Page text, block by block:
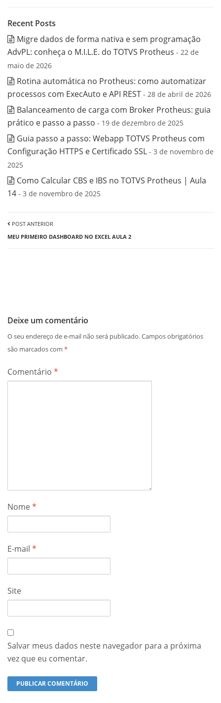
Recent Posts
Migre dados de forma nativa e sem programação
AdvPL: conheça o M.I.L.E. do TOTVS Protheus - 22 de
maio de 2026
Rotina automática no Protheus: como automatizar
processos com ExecAuto e API REST - 28 de abril de 2026
Balanceamento de carga com Broker Protheus: guia
prático e passo a passo - 19 de dezembro de 2025
Guia passo a passo: Webapp TOTVS Protheus com
Configuração HTTPS e Certificado SSL - 3 de novembro de
2025
Como Calcular CBS e IBS no TOTVS Protheus | Aula
14 - 3 de novembro de 2025
POST ANTERIOR
MEU PRIMEIRO DASHBOARD NO EXCEL AULA 2
Deixe um comentário
O seu endereço de e-mail não será publicado.Campos obrigatórios
são marcados com *
Comentário *
Nome*
E-mail *
Site
Salvar meus dados neste navegador para a próxima
vez que eu comentar.